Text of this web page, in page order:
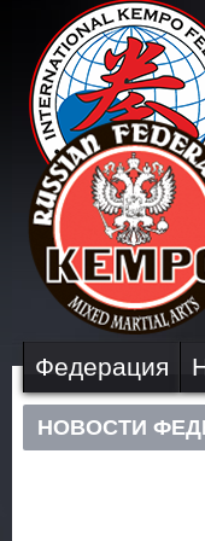
Федерация
НОВОСТИ